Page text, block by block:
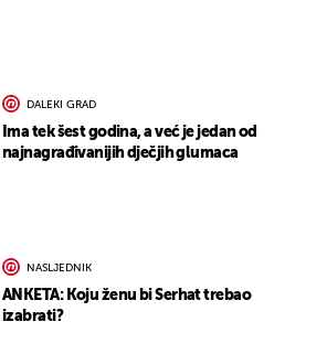
DALEKI GRAD
Ima tek šest godina, a već je jedan od
najnagrađivanijih dječjih glumaca
NASLJEDNIK
ANKETA: Koju ženu bi Serhat trebao
izabrati?